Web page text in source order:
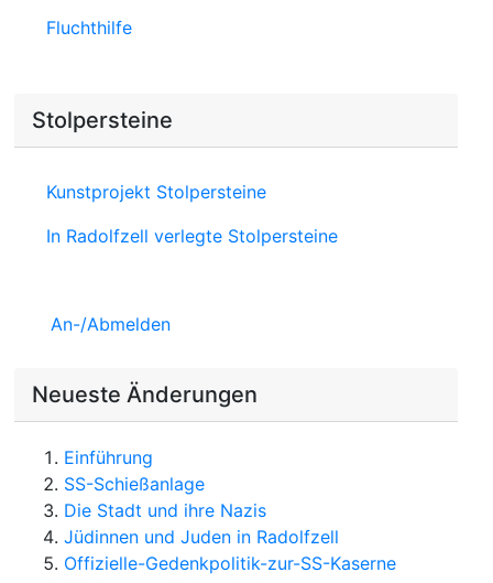
Fluchthilfe
Stolpersteine
Kunstprojekt Stolpersteine
In Radolfzell verlegte Stolpersteine
An-/Abmelden
Neueste Änderungen
Einführung
SS-Schießanlage
Die Stadt und ihre Nazis
Jüdinnen und Juden in Radolfzell
Offizielle-Gedenkpolitik-zur-SS-Kaserne